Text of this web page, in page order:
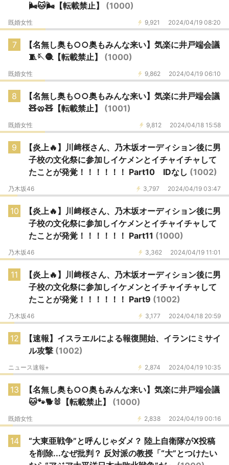
🌬️🐱🌬️【転載禁止】 (1000)
9,921 2024/04/19 08:20
既婚女性
7
【名無し奥も○○奥もみんな来い】気楽に井戸端会議
🧵🪡🧶【転載禁止】 (1000)
9,862 2024/04/19 06:10
既婚女性
8
【名無し奥も○○奥もみんな来い】気楽に井戸端会議
🧸🥨🧸【転載禁止】 (1001)
9,812 2024/04/18 15:58
既婚女性
9
【炎上🔥】川﨑桜さん、乃木坂オーディション後に男
子校の文化祭に参加しイケメンとイチャイチャして
たことが発覚！！！！！！ Part10 IDなし (1002)
3,797 2024/04/19 03:47
乃木坂46
10
【炎上🔥】川﨑桜さん、乃木坂オーディション後に男
子校の文化祭に参加しイケメンとイチャイチャして
たことが発覚！！！！！！ Part11 (1000)
3,362 2024/04/19 11:01
乃木坂46
11
【炎上🔥】川﨑桜さん、乃木坂オーディション後に男
子校の文化祭に参加しイケメンとイチャイチャして
たことが発覚！！！！！！ Part9 (1002)
3,177 2024/04/18 20:59
乃木坂46
12
【速報】イスラエルによる報復開始、イランにミサイ
ル攻撃 (1002)
2,874 2024/04/19 10:35
ニュース速報+
13
【名無し奥も○○奥もみんな来い】気楽に井戸端会議
🐱🐾🐕🐰【転載禁止】 (1000)
2,838 2024/04/19 00:16
既婚女性
14
“大東亜戦争”と呼んじゃダメ？ 陸上自衛隊がX投稿
を削除...なぜ批判？ 反対派の教授「“大”とつけたい